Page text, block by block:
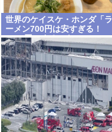
世界のケイスケ・ホンダ「ラ
ーメン700円は安すぎる！
2000円にするべき」